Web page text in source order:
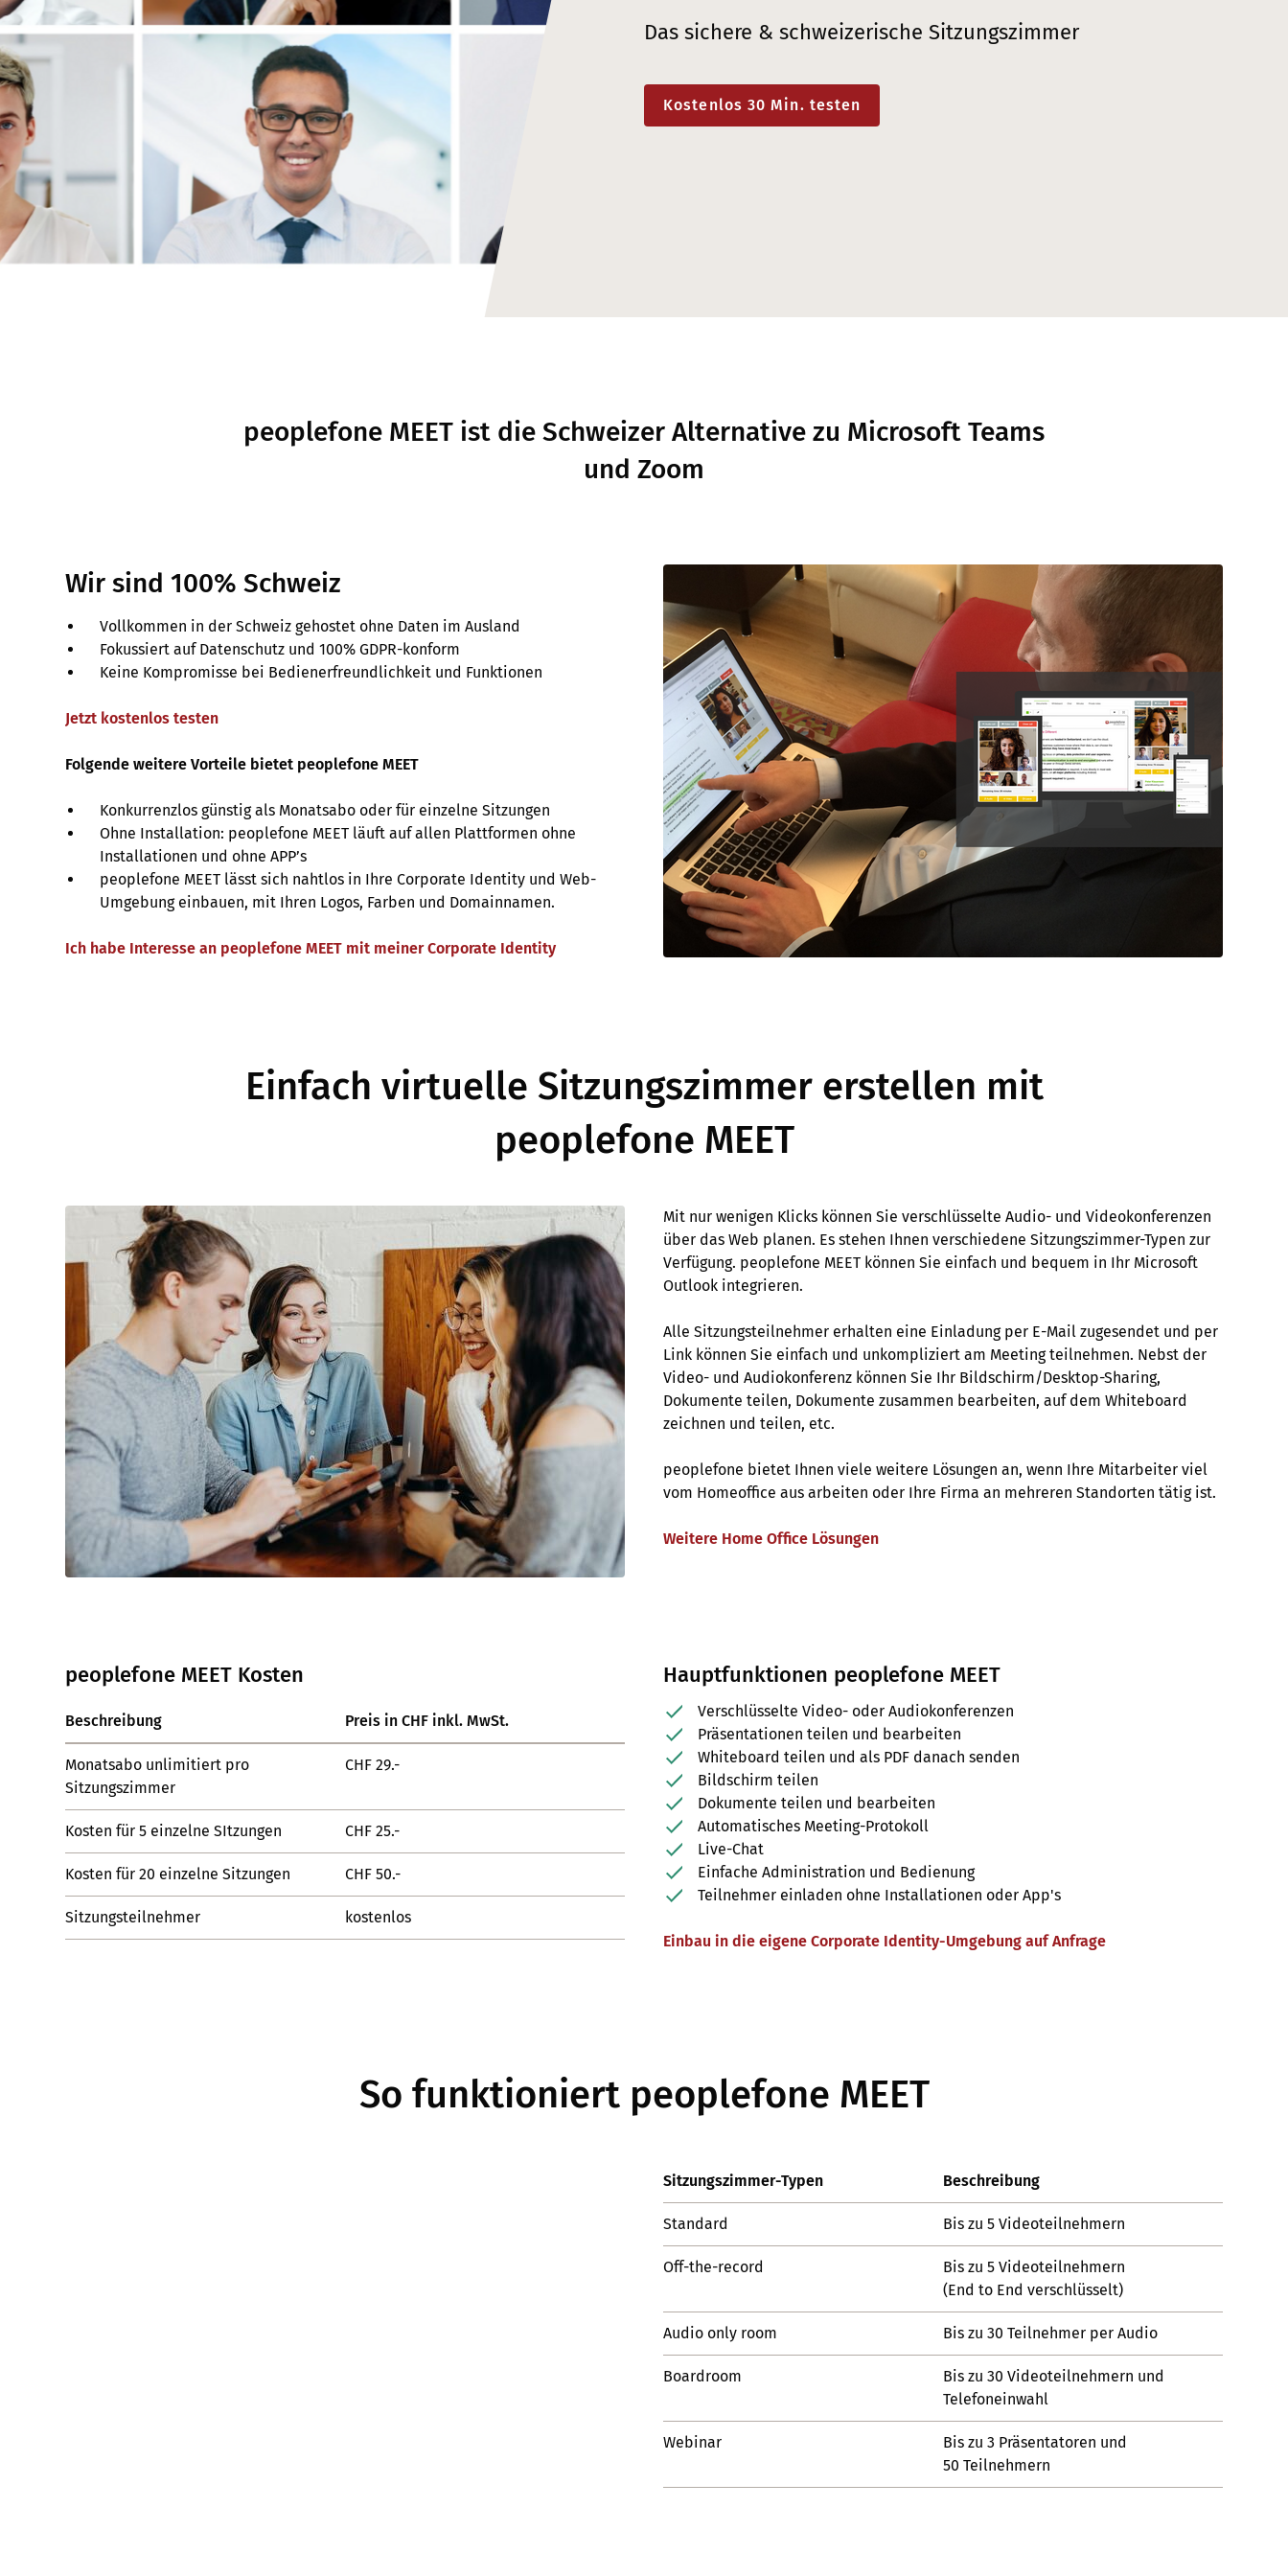
Das sichere & schweizerische Sitzungszimmer
Kostenlos 30 Min. testen
peoplefone MEET ist die Schweizer Alternative zu Microsoft Teams
und Zoom
Wir sind 100% Schweiz
Vollkommen in der Schweiz gehostet ohne Daten im Ausland
Fokussiert auf Datenschutz und 100% GDPR-konform
Keine Kompromisse bei Bedienerfreundlichkeit und Funktionen
Jetzt kostenlos testen
Folgende weitere Vorteile bietet peoplefone MEET
Konkurrenzlos günstig als Monatsabo oder für einzelne Sitzungen
Ohne Installation: peoplefone MEET läuft auf allen Plattformen ohne
Installationen und ohne APP’s
peoplefone MEET lässt sich nahtlos in Ihre Corporate Identity und Web-
Umgebung einbauen, mit Ihren Logos, Farben und Domainnamen.
Ich habe Interesse an peoplefone MEET mit meiner Corporate Identity
Einfach virtuelle Sitzungszimmer erstellen mit
peoplefone MEET
Mit nur wenigen Klicks können Sie verschlüsselte Audio- und Videokonferenzen
über das Web planen. Es stehen Ihnen verschiedene Sitzungszimmer-Typen zur
Verfügung. peoplefone MEET können Sie einfach und bequem in Ihr Microsoft
Outlook integrieren.
Alle Sitzungsteilnehmer erhalten eine Einladung per E-Mail zugesendet und per
Link können Sie einfach und unkompliziert am Meeting teilnehmen. Nebst der
Video- und Audiokonferenz können Sie Ihr Bildschirm/Desktop-Sharing,
Dokumente teilen, Dokumente zusammen bearbeiten, auf dem Whiteboard
zeichnen und teilen, etc.
peoplefone bietet Ihnen viele weitere Lösungen an, wenn Ihre Mitarbeiter viel
vom Homeoffice aus arbeiten oder Ihre Firma an mehreren Standorten tätig ist.
Weitere Home Office Lösungen
peoplefone MEET Kosten
Beschreibung Preis in CHF inkl. MwSt.
Monatsabo unlimitiert pro
Sitzungszimmer
CHF 29.-
Kosten für 5 einzelne SItzungen CHF 25.-
Kosten für 20 einzelne Sitzungen CHF 50.-
Sitzungsteilnehmer kostenlos
Hauptfunktionen peoplefone MEET
Verschlüsselte Video- oder Audiokonferenzen
Präsentationen teilen und bearbeiten
Whiteboard teilen und als PDF danach senden
Bildschirm teilen
Dokumente teilen und bearbeiten
Automatisches Meeting-Protokoll
Live-Chat
Einfache Administration und Bedienung
Teilnehmer einladen ohne Installationen oder App's
Einbau in die eigene Corporate Identity-Umgebung auf Anfrage
So funktioniert peoplefone MEET
Sitzungszimmer-Typen Beschreibung
Standard Bis zu 5 Videoteilnehmern
Off-the-record
Bis zu 5 Videoteilnehmern
(End to End verschlüsselt)
Audio only room Bis zu 30 Teilnehmer per Audio
Boardroom
Bis zu 30 Videoteilnehmern und
Telefoneinwahl
Webinar
Bis zu 3 Präsentatoren und
50 Teilnehmern